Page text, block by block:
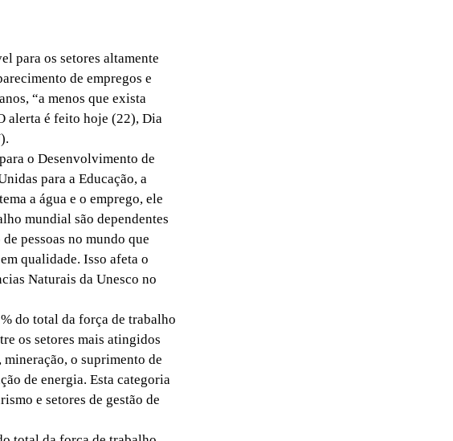
para os setores altamente
de empregos e
“a menos que exista
alerta é feito hoje (22), Dia
o Desenvolvimento de
para a Educação, a
a água e o emprego, ele
mundial são dependentes
pessoas no mundo que
qualidade. Isso afeta o
Naturais da Unesco no
do total da força de trabalho
os setores mais atingidos
o suprimento de
de energia. Esta categoria
e setores de gestão de